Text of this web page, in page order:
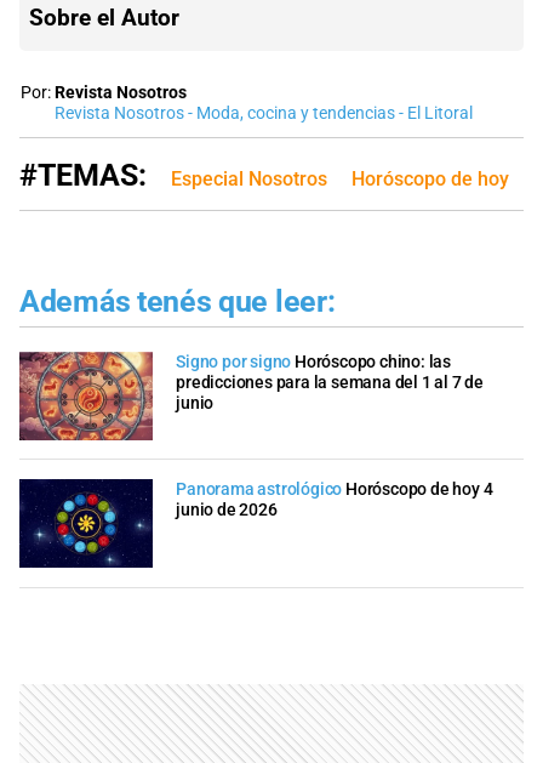
Sobre el Autor
Por:Revista Nosotros
Revista Nosotros - Moda, cocina y tendencias - El Litoral
#TEMAS: Especial Nosotros Horóscopo de hoy
Además tenés que leer:
Signo por signo Horóscopo chino: las
predicciones para la semana del 1 al 7 de
junio
Panorama astrológico Horóscopo de hoy 4
junio de 2026